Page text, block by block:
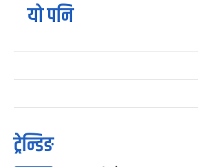
यो पनि
ट्रेन्डिङ